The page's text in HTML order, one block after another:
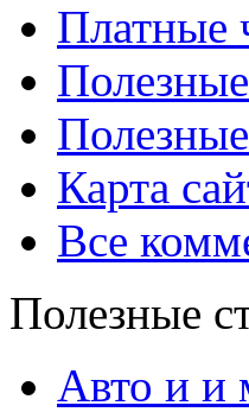
Платные
Карта
Все
Полезные
Авто и и